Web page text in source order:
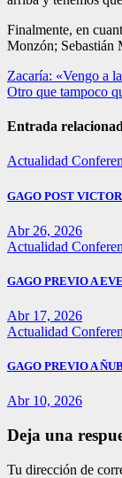
Finalmente, en
Monzón; Sebastián
Navegación
de
entradas
Zacaría: «Vengo a
Otro que tampoco
Entrada
Actualidad
GAGO POST
Abr 26, 2026
Actualidad
GAGO PREVIO A
Abr 17, 2026
Actualidad
GAGO PREVIO A
Abr 10, 2026
Deja una
Tu dirección de